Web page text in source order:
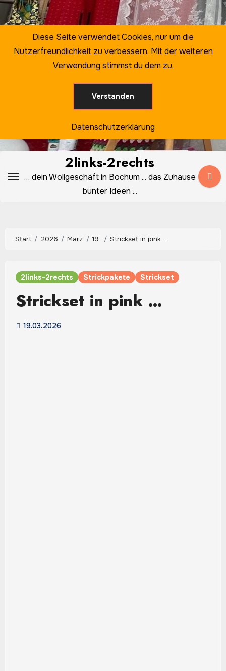
Zum
Inhalt
2links-2rechts
… dein Wollgeschäft in Bochum ... das Zuhause
bunter Ideen ...
Start 2026 März 19. Strickset in pink …
2links-2rechts Strickpakete Strickset
Strickset in pink …
19.03.2026
Diese Seite verwendet Cookies, nur um die
Nutzerfreundlichkeit zu verbessern. Mit der weiteren
Verwendung stimmst du dem zu.
Verstanden
Datenschutzerklärung